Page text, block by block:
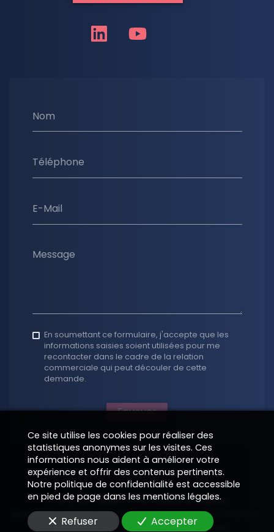
Nom
Téléphone
E-Mail
Message
En soumettant ce formulaire, j'accepte que les
informations saisies soient utilisées pour me
recontacter dans le cadre de la relation
commerciale qui peut découler de cette
demande.
Envoyer
Copyright 2026—Informations légales
—
Site vitrine digital structuré et supervisé par
—Modifier vos préférences de cookies
Ce site utilise les cookies pour réaliser des
statistiques anonymes sur les visites. Ces
informations nous aident à améliorer votre
expérience et offrir des contenus pertinents.
Notre politique de confidentialité est accessible
en pied de page dans les mentions légales.
Refuser Accepter